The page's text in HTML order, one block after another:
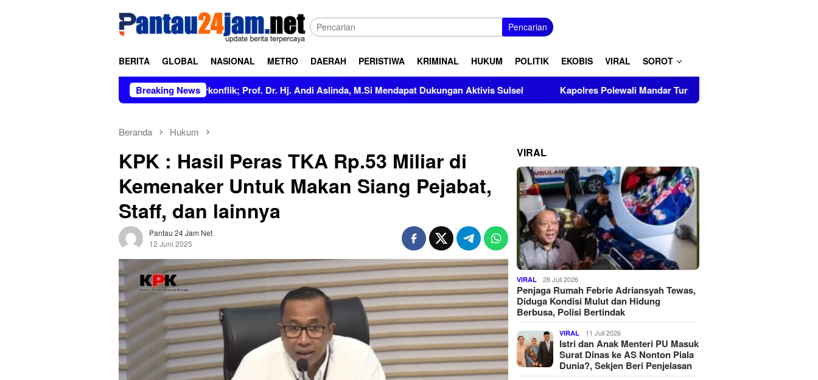
Pencarian
BERITA GLOBAL NASIONAL METRO DAERAH PERISTIWA KRIMINAL HUKUM POLITIK EKOBIS VIRAL SOROT
Breaking News
Figur Bersih dan Tidak Berkonflik; Prof. Dr. Hj. Andi Aslinda, M.Si Mendapat Dukungan Aktivis Sulsel Kapolres Polewali Mandar Turut Musnahkan Barang Bukti Perkara Inkrah di
Beranda Hukum
KPK : Hasil Peras TKA Rp.53 Miliar di
Kemenaker Untuk Makan Siang Pejabat,
Staff, dan lainnya
Pantau 24 Jam Net
12 Juni 2025
VIRAL
VIRAL 28 Juli 2026
Penjaga Rumah Febrie Adriansyah Tewas,
Diduga Kondisi Mulut dan Hidung
Berbusa, Polisi Bertindak
VIRAL 11 Juli 2026
Istri dan Anak Menteri PU Masuk
Surat Dinas ke AS Nonton Piala
Dunia?, Sekjen Beri Penjelasan